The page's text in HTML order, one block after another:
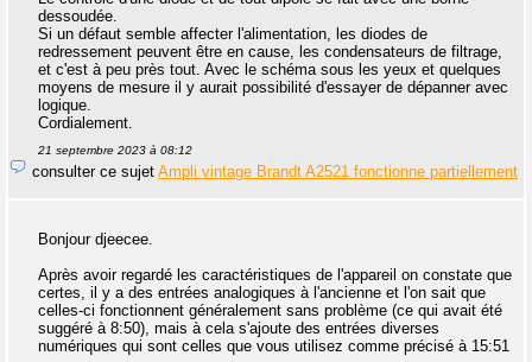
dessoudée.
Si un défaut semble affecter l'alimentation, les diodes de
redressement peuvent être en cause, les condensateurs de filtrage,
et c'est à peu près tout. Avec le schéma sous les yeux et quelques
moyens de mesure il y aurait possibilité d'essayer de dépanner avec
logique.
Cordialement.
21 septembre 2023 à 08:12
consulter ce sujet Ampli vintage Brandt A2521 fonctionne partiellement
Bonjour djeecee.
Après avoir regardé les caractéristiques de l'appareil on constate que
certes, il y a des entrées analogiques à l'ancienne et l'on sait que
celles-ci fonctionnent généralement sans problème (ce qui avait été
suggéré à 8:50), mais à cela s'ajoute des entrées diverses
numériques qui sont celles que vous utilisez comme précisé à 15:51